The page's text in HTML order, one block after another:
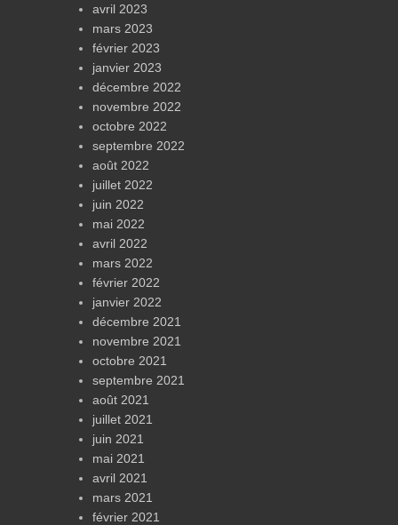
avril 2023
mars 2023
février 2023
janvier 2023
décembre 2022
novembre 2022
octobre 2022
septembre 2022
août 2022
juillet 2022
juin 2022
mai 2022
avril 2022
mars 2022
février 2022
janvier 2022
décembre 2021
novembre 2021
octobre 2021
septembre 2021
août 2021
juillet 2021
juin 2021
mai 2021
avril 2021
mars 2021
février 2021